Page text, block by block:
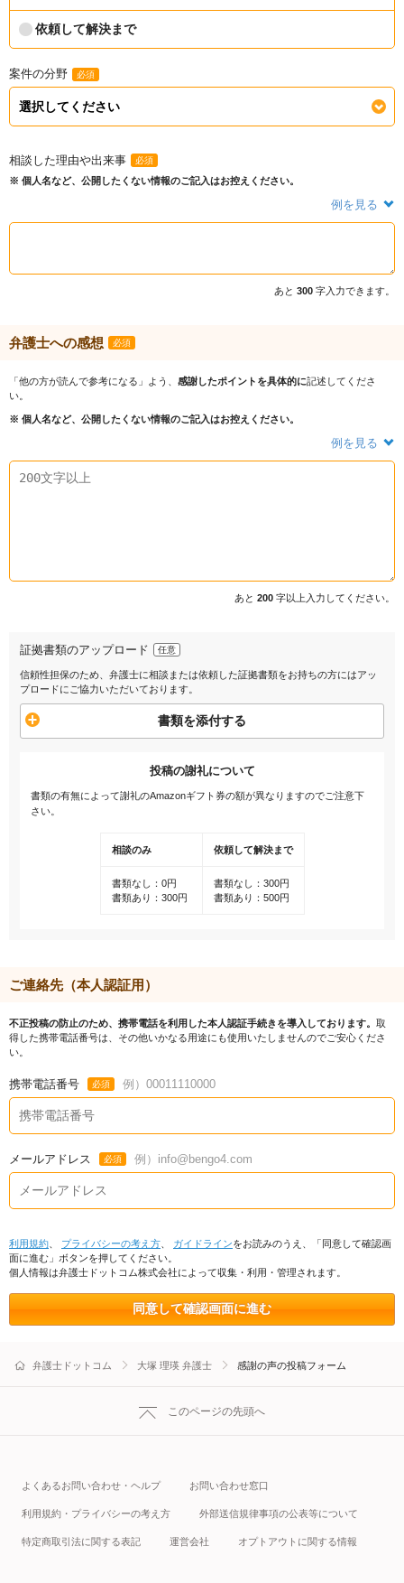
依頼して解決まで
案件の分野 必須
相談した理由や出来事 必須
※ 個人名など、公開したくない情報のご記入はお控えください。
例を見る
あと 300 字入力できます。
弁護士への感想 必須
「他の方が読んで参考になる」よう、 感謝したポイントを具体的に記述してくださ
い。
※ 個人名など、公開したくない情報のご記入はお控えください。
例を見る
あと 200 字以上入力してください。
証拠書類のアップロード 任意
信頼性担保のため、弁護士に相談または依頼した証拠書類をお持ちの方にはアッ
プロードにご協力いただいております。
書類を添付する
投稿の謝礼について
書類の有無によって謝礼のAmazonギフト券の額が異なりますのでご注意下
さい。
相談のみ 依頼して解決まで
書類なし：0円
書類あり：300円
書類なし：300円
書類あり：500円
ご連絡先（本人認証用）
不正投稿の防止のため、携帯電話を利用した本人認証手続きを導入しております。 取
得した携帯電話番号は、その他いかなる用途にも使用いたしませんのでご安心くださ
い。
携帯電話番号 必須 例）00011110000
メールアドレス 必須 例）info@bengo4.com
利用規約 プライバシーの考え方 ガイドラインをお読みのうえ、「同意して確認画
面に進む」ボタンを押してください。
個人情報は弁護士ドットコム株式会社によって収集・利用・管理されます。
同意して確認画面に進む
弁護士ドットコム 大塚 理瑛 弁護士 感謝の声の投稿フォーム
このページの先頭へ
よくあるお問い合わせ・ヘルプ お問い合わせ窓口
利用規約・プライバシーの考え方 外部送信規律事項の公表等について
特定商取引法に関する表記 運営会社 オプトアウトに関する情報